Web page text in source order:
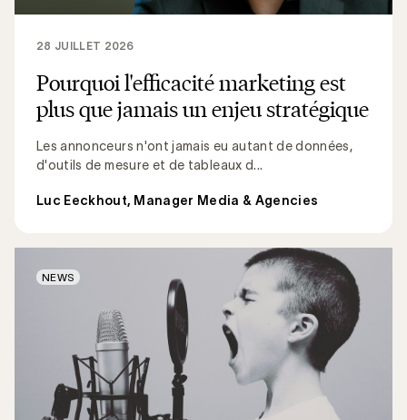
Pourquoi l'efficacité marketing est
plus que jamais un enjeu stratégique
Les annonceurs n'ont jamais eu autant de données,
d'outils de mesure et de tableaux d...
28 JUILLET 2026
Luc Eeckhout, Manager Media & Agencies
NEWS